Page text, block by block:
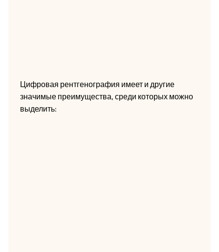
Цифровая рентгенография имеет и другие
значимые преимущества, среди которых можно
выделить: